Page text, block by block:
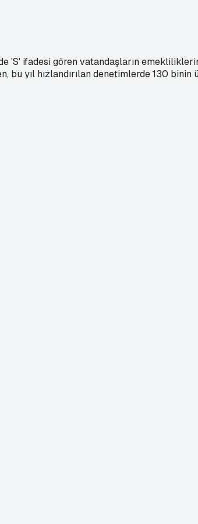
'S' ifadesi gören vatandaşların
bu yıl hızlandırılan denetimlerde 130